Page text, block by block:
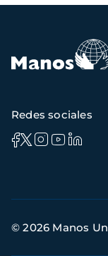
Redes sociales
de
© 2026 Manos